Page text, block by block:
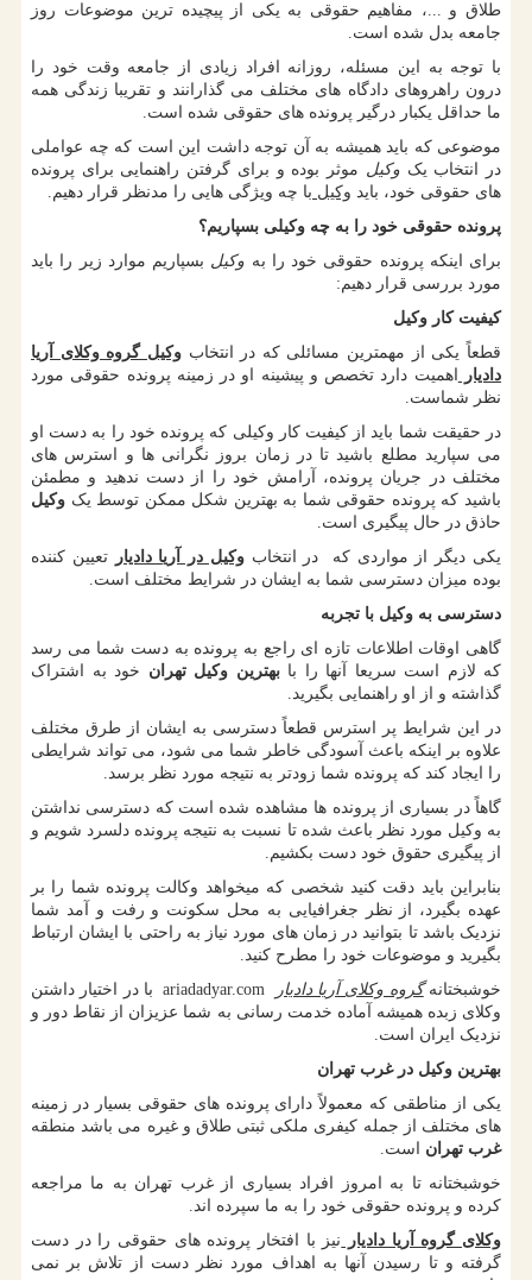
طلاق و ...، مفاهیم حقوقی به یکی از پیچیده ترین موضوعات روز
جامعه بدل شده است.
با توجه به این مسئله، روزانه افراد زیادی از جامعه وقت خود را
درون راهروهای دادگاه های مختلف می گذارانند و تقریبا زندگی همه
ما حداقل یکبار درگیر پرونده های حقوقی شده است.
موضوعی که باید همیشه به آن توجه داشت این است که چه عواملی
در انتخاب یکوکیل موثر بوده و برای گرفتن راهنمایی برای پرونده
های حقوقی خود، باید وکیل با چه ویژگی هایی را مدنظر قرار دهیم.
پرونده حقوقی خود را به چه وکیلی بسپاریم؟
برای اینکه پرونده حقوقی خود را به وکیل بسپاریم موارد زیر را باید
مورد بررسی قرار دهیم:
کیفیت کار وکیل
قطعاً یکی از مهمترین مسائلی که در انتخابوکیل گروه وکلای آریا
دادیار
اهمیت دارد تخصص و پیشینه او در زمینه پرونده حقوقی مورد
نظر شماست.
در حقیقت شما باید از کیفیت کار وکیلی که پرونده خود را به دست او
می سپارید مطلع باشید تا در زمان بروز نگرانی ها و استرس های
مختلف در جریان پرونده، آرامش خود را از دست ندهید و مطمئن
باشید که پرونده حقوقی شما به بهترین شکل ممکن توسط یک وکیل
حاذق در حال پیگیری است.
یکی دیگر از مواردی که در انتخابوکیل در آریا دادیار
تعیین کننده
بوده میزان دسترسی شما به ایشان در شرایط مختلف است.
دسترسی به وکیل با تجربه
گاهی اوقات اطلاعات تازه ای راجع به پرونده به دست شما می رسد
که لازم است سریعا آنها را بابهترین وکیل تهران خود به اشتراک
گذاشته و از او راهنمایی بگیرید.
در این شرایط پر استرس قطعاً دسترسی به ایشان از طرق مختلف
علاوه بر اینکه باعث آسودگی خاطر شما می شود، می تواند شرایطی
را ایجاد کند که پرونده شما زودتر به نتیجه مورد نظر برسد.
گاهاً در بسیاری از پرونده ها مشاهده شده است که دسترسی نداشتن
به وکیل مورد نظر باعث شده تا نسبت به نتیجه پرونده دلسرد شویم و
از پیگیری حقوق خود دست بکشیم.
بنابراین باید دقت کنید شخصی که میخواهد وکالت پرونده شما را بر
عهده بگیرد، از نظر جغرافیایی به محل سکونت و رفت و آمد شما
نزدیک باشد تا بتوانید در زمان های مورد نیاز به راحتی با ایشان ارتباط
بگیرید و موضوعات خود را مطرح کنید.
خوشبختانهگروه وکلای آریا دادیار ariadadyar.comبا در اختیار داشتن
وکلای زبده همیشه آماده خدمت رسانی به شما عزیزان از نقاط دور و
نزدیک ایران است.
بهترین وکیل در غرب تهران
یکی از مناطقی که معمولاً دارای پرونده های حقوقی بسیار در زمینه
های مختلف از جمله کیفری ملکی ثبتی طلاق و غیره می باشد منطقه
غرب تهران است.
خوشبختانه تا به امروز افراد بسیاری از غرب تهران به ما مراجعه
کرده و پرونده حقوقی خود را به ما سپرده اند.
وکلای گروه آریا دادیار نیز با افتخار پرونده های حقوقی را در دست
گرفته و تا رسیدن آنها به اهداف مورد نظر دست از تلاش بر نمی